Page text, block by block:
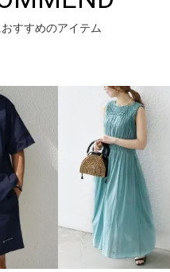
すすめのアイテム